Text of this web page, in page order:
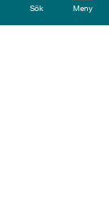
Sök Meny